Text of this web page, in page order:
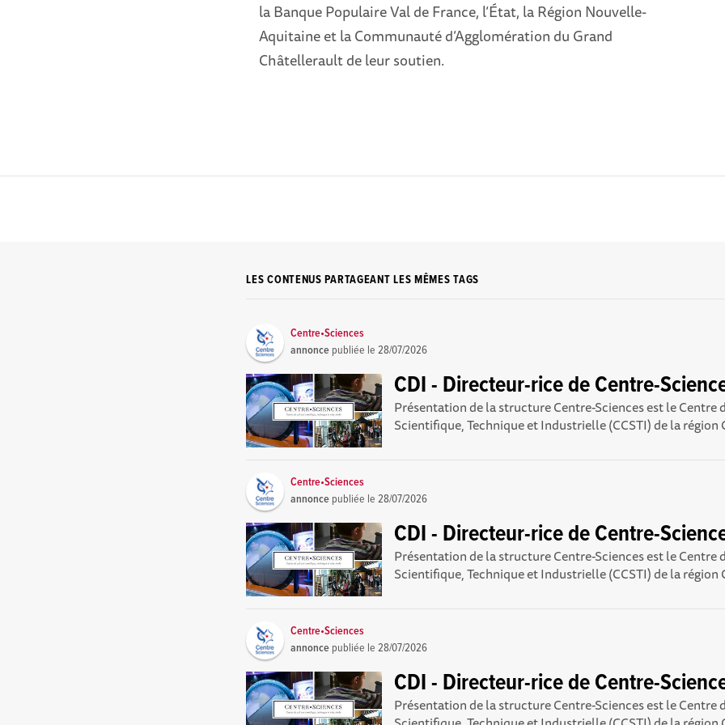
la Banque Populaire Val de France, l’État, la Région Nouvelle-
Aquitaine et la Communauté d’Agglomération du Grand
Châtellerault de leur soutien.
LES CONTENUS PARTAGEANT LES MÊMES TAGS
Centre•Sciences
annonce publiée le28/07/2026
CDI - Directeur-rice de Centre-
Présentation de la structure Centre-Sciences est le Centre
Scientifique, Technique et Industrielle (CCSTI) de la région
Centre•Sciences
annonce publiée le28/07/2026
CDI - Directeur-rice de Centre-
Présentation de la structure Centre-Sciences est le Centre
Scientifique, Technique et Industrielle (CCSTI) de la région
Centre•Sciences
annonce publiée le28/07/2026
CDI - Directeur-rice de Centre-
Présentation de la structure Centre-Sciences est le Centre